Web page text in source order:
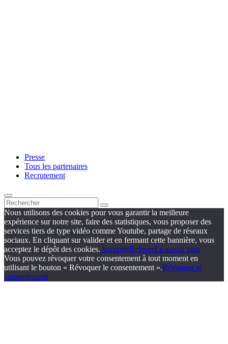
Presse
Tous les partenaires
Recrutement
Nous utilisons des cookies pour vous garantir la meilleure
expérience sur notre site, faire des statistiques, vous proposer des
services tiers de type vidéo comme Youtube, partage de réseaux
sociaux. En cliquant sur valider et en fermant cette bannière, vous
acceptez le dépôt des cookies.AccepterRefuserEn savoir plus
Vous pouvez révoquer votre consentement à tout moment en
utilisant le bouton « Révoquer le consentement ».Révoquer le
consentement